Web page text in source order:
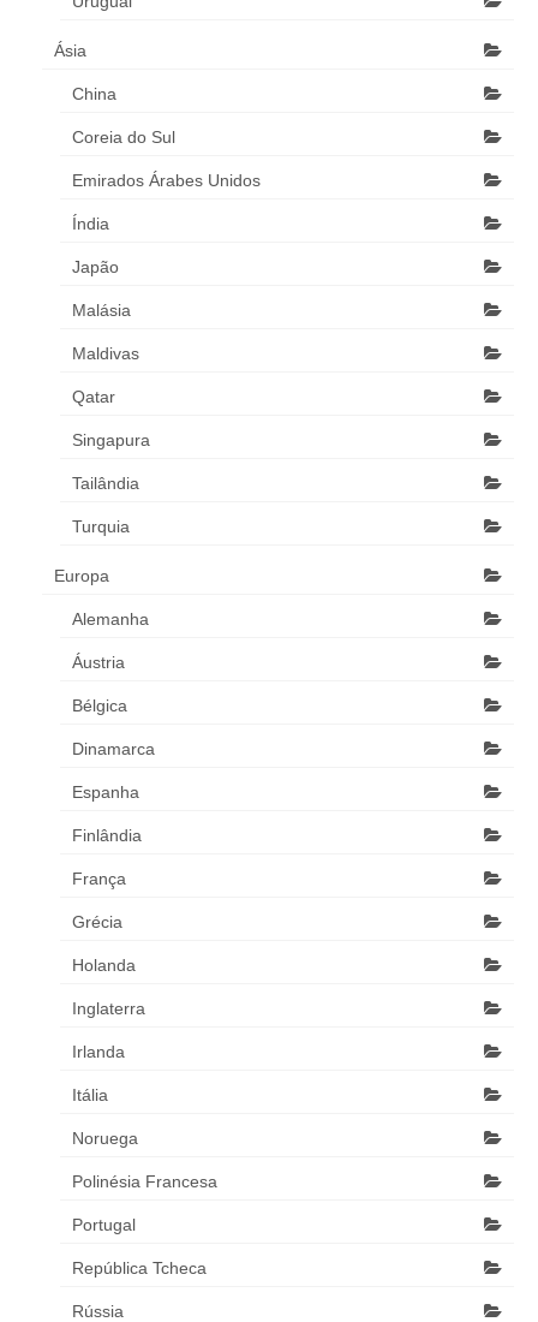
Ásia
China
Coreia do Sul
Emirados Árabes Unidos
Índia
Japão
Malásia
Maldivas
Qatar
Singapura
Tailândia
Turquia
Europa
Alemanha
Áustria
Bélgica
Dinamarca
Espanha
Finlândia
França
Grécia
Holanda
Inglaterra
Irlanda
Itália
Noruega
Polinésia Francesa
Portugal
República Tcheca
Rússia